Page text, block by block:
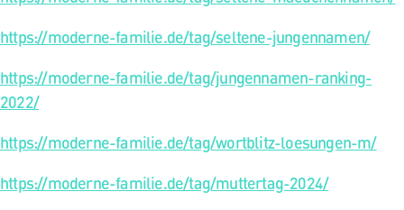
https://moderne-familie.de/tag/seltene-jungennamen/
https://moderne-familie.de/tag/jungennamen-ranking-
2022/
https://moderne-familie.de/tag/wortblitz-loesungen-m/
https://moderne-familie.de/tag/muttertag-2024/